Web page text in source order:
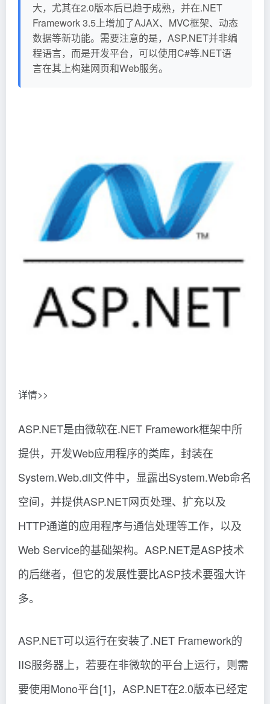
大，尤其在2.0版本后已趋于成熟，并在.NET
Framework 3.5上增加了AJAX、MVC框架、动态
数据等新功能。需要注意的是，ASP.NET并非编
程语言，而是开发平台，可以使用C#等.NET语
言在其上构建网页和Web服务。
详情>>
ASP.NET是由微软在.NET Framework框架中所
提供，开发Web应用程序的类库，封装在
System.Web.dll文件中，显露出System.Web命名
空间，并提供ASP.NET网页处理、扩充以及
HTTP通道的应用程序与通信处理等工作，以及
Web Service的基础架构。ASP.NET是ASP技术
的后继者，但它的发展性要比ASP技术要强大许
多。
ASP.NET可以运行在安装了.NET Framework的
IIS服务器上，若要在非微软的平台上运行，则需
要使用Mono平台[1]，ASP.NET在2.0版本已经定